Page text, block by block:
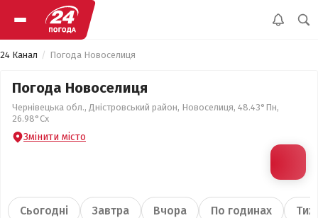
24 Канал Погода Новоселиця
Погода Новоселиця
Чернівецька обл., Дністровський район, Новоселиця, 48.43°Пн,
26.98°Сх
Змінити місто
Сьогодні Завтра Вчора По годинах